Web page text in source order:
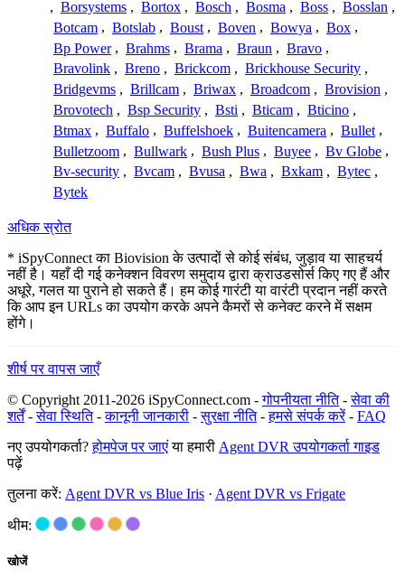
, Borsystems , Bortox , Bosch , Bosma , Boss , Bosslan ,
Botcam , Botslab , Boust , Boven , Bowya , Box ,
Bp Power , Brahms , Brama , Braun , Bravo ,
Bravolink , Breno , Brickcom , Brickhouse Security ,
Bridgevms , Brillcam , Briwax , Broadcom , Brovision ,
Brovotech , Bsp Security , Bsti , Bticam , Bticino ,
Btmax , Buffalo , Buffelshoek , Buitencamera , Bullet ,
Bulletzoom , Bullwark , Bush Plus , Buyee , Bv Globe ,
Bv-security , Bvcam , Bvusa , Bwa , Bxkam , Bytec ,
Bytek
अधिक स्रोत
* iSpyConnect का Biovision के उत्पादों से कोई संबंध, जुड़ाव या साहचर्य
नहीं है। यहाँ दी गई कनेक्शन विवरण समुदाय द्वारा क्राउडसोर्स किए गए हैं और
अधूरे, गलत या पुराने हो सकते हैं। हम कोई गारंटी या वारंटी प्रदान नहीं करते
कि आप इन URLs का उपयोग करके अपने कैमरों से कनेक्ट करने में सक्षम
होंगे।
शीर्ष पर वापस जाएँ
© Copyright 2011-2026 iSpyConnect.com -गोपनीयता नीति-सेवा की
शर्तें-सेवा स्थिति-कानूनी जानकारी -सुरक्षा नीति-हमसे संपर्क करें- FAQ
नए उपयोगकर्ता?होमपेज पर जाएंया हमारी Agent DVR उपयोगकर्ता गाइड
पढ़ें
तुलना करें: Agent DVR vs Blue Iris · Agent DVR vs Frigate
थीम:
खोजें